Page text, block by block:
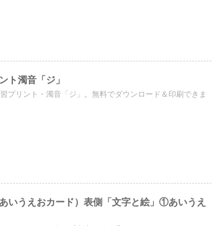
ト濁音「ジ」
プリント・濁音「ジ」。無料でダウンロード＆印刷できま
いうえおカード）表側「文字と絵」①あいうえ